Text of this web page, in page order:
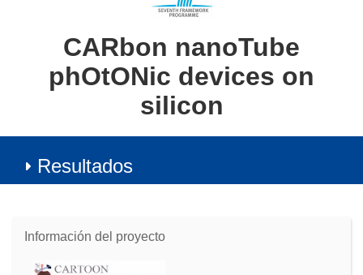
CARbon nanoTube
phOtONic devices on
silicon
Resultados
Información del proyecto